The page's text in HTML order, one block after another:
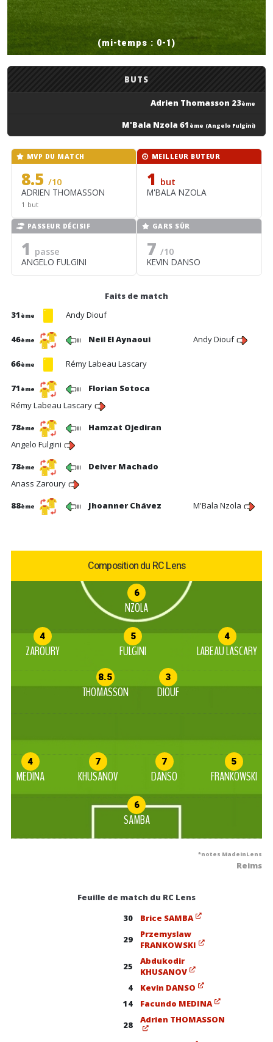
(mi-temps : 0-1)
BUTS
Adrien Thomasson 23ème
M'Bala Nzola 61 ème (Angelo Fulgini)
MVP DU MATCH
8.5 /10
ADRIEN THOMASSON
1 but
MEILLEUR BUTEUR
1 but
M'BALA NZOLA
PASSEUR DÉCISIF
1 passe
ANGELO FULGINI
GARS SÛR
7 /10
KEVIN DANSO
Faits de match
31 ème Andy Diouf
46ème Neil El Aynaoui Andy Diouf
66ème Rémy Labeau Lascary
71 ème
Florian Sotoca
Rémy Labeau Lascary
78ème
Hamzat Ojediran
Angelo Fulgini
78ème
Deiver Machado
Anass Zaroury
88ème Jhoanner Chávez M'Bala Nzola
Composition du RC Lens
6
NZOLA
4
ZAROURY
5
FULGINI
4
LABEAU LASCARY
8.5
THOMASSON
3
DIOUF
4
MEDINA
7
KHUSANOV
7
DANSO
5
FRANKOWSKI
6
SAMBA
*notes MadeInLens
Reims
Feuille de match du RC Lens
30
Brice SAMBA
29
Przemyslaw
FRANKOWSKI
25
Abdukodir
KHUSANOV
4
Kevin DANSO
14
Facundo MEDINA
28
Adrien THOMASSON